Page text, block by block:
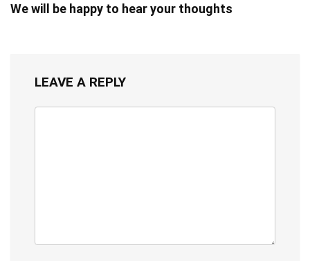
We will be happy to hear your thoughts
LEAVE A REPLY